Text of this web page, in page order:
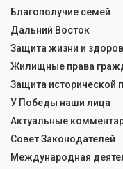
Благополучие семей
Дальний Восток
Защита жизни и
Жилищные права
Защита исторической
У Победы наши лица
Актуальные
Совет Законодателей
Международная